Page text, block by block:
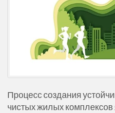
Процесс создания
чистых жилых